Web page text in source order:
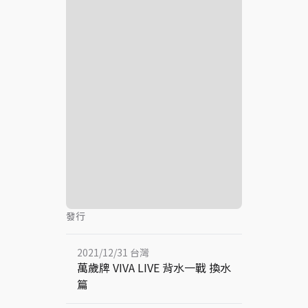
發行
2021/12/31 台灣
萬歲牌 VIVA LIVE 背水一戰 換水
篇